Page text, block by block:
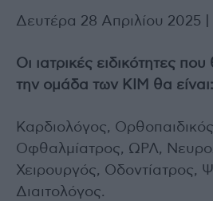
Δευτέρα 28 Απριλίου 2025
Οι ιατρικές ειδικότητες
την ομάδα των ΚΙΜ θα είναι:
Καρδιολόγος,
Οφθαλμίατρος, ΩΡΛ,
Χειρουργός, Οδοντίατρος,
Διαιτολόγος.